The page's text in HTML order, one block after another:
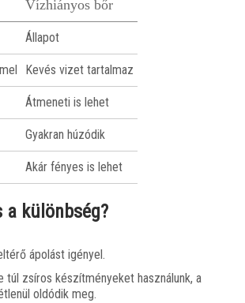
Vízhiányos bőr
Állapot
Kevés vizet tartalmaz
Átmeneti is lehet
Gyakran húzódik
Akár fényes is lehet
különbség?
ápolást igényel.
túl zsíros készítményeket használunk, a
oldódik meg.